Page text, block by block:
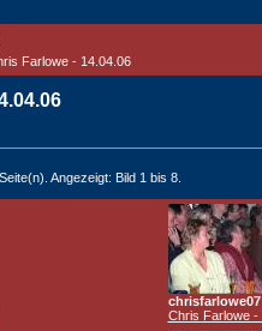
Farlowe - 14.04.06
Angezeigt: Bild 1 bis 8.
chrisfarlowe07
Chris Farlowe -